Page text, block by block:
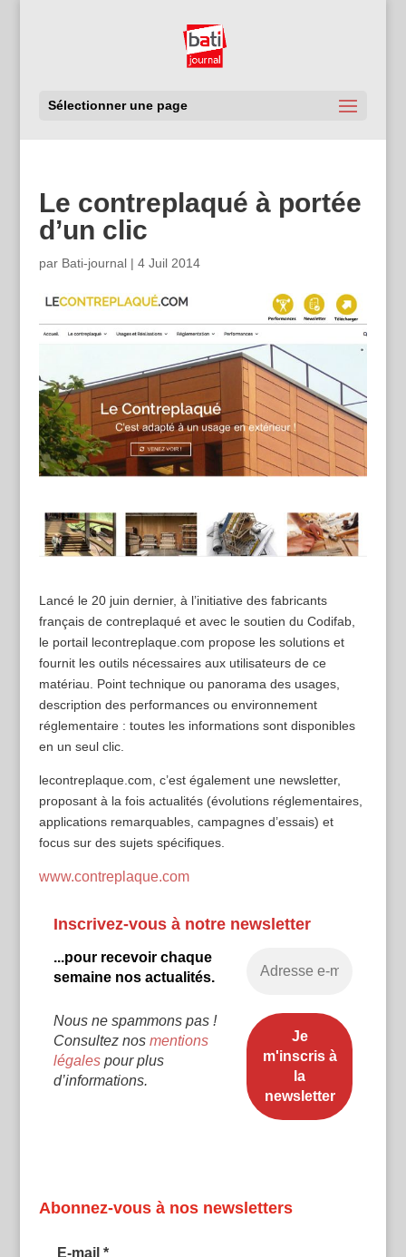
Sélectionner une page
Le contreplaqué à portée
d’un clic
par Bati-journal| 4 Juil 2014
Lancé le 20 juin dernier, à l’initiative des fabricants
français de contreplaqué et avec le soutien du Codifab,
le portail lecontreplaque.com propose les solutions et
fournit les outils nécessaires aux utilisateurs de ce
matériau. Point technique ou panorama des usages,
description des performances ou environnement
réglementaire : toutes les informations sont disponibles
en un seul clic.
lecontreplaque.com, c’est également une newsletter,
proposant à la fois actualités (évolutions réglementaires,
applications remarquables, campagnes d’essais) et
focus sur des sujets spécifiques.
www.contreplaque.com
Inscrivez-vous à notre newsletter
...pour recevoir chaque
semaine nos actualités.
Nous ne spammons pas !
Consultez nos mentions
légalespour plus
d’informations.
Abonnez-vous à nos newsletters
E-mail *